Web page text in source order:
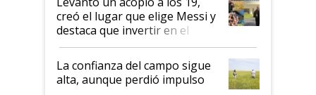
creó el lugar que elige Messi y
destaca que invertir en el
kirchnerismo era como "darle
plata a un hijo para droga":
Juan Félix Rossetti, el libertario
que de una dura crisis salió
La confianza del campo sigue
alta, aunque perdió impulso